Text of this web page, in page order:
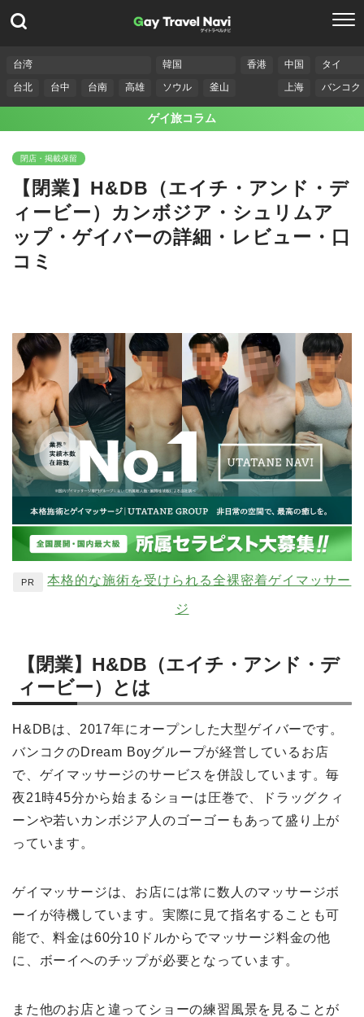
台湾
台北
台中 台南 高雄
韓国
ソウル
釜山
香港
中国
上海
タイ
バンコク
ゲイ旅コラム
閉店・掲載保留
【閉業】H&DB（エイチ・アンド・デ
ィービー）カンボジア・シュリムア
ップ・ゲイバーの詳細・レビュー・口
コミ
PR 本格的な施術を受けられる全裸密着ゲイマッサー
ジ
【閉業】H&DB（エイチ・アンド・デ
ィービー）とは
H&DBは、2017年にオープンした大型ゲイバーです。
バンコクのDream Boyグループが経営しているお店
で、ゲイマッサージのサービスを併設しています。毎
夜21時45分から始まるショーは圧巻で、ドラッグクィ
ーンや若いカンボジア人のゴーゴーもあって盛り上が
っています。
ゲイマッサージは、お店には常に数人のマッサージボ
ーイが待機しています。実際に見て指名することも可
能で、料金は60分10ドルからでマッサージ料金の他
に、ボーイへのチップが必要となっています。
また他のお店と違ってショーの練習風景を見ることが